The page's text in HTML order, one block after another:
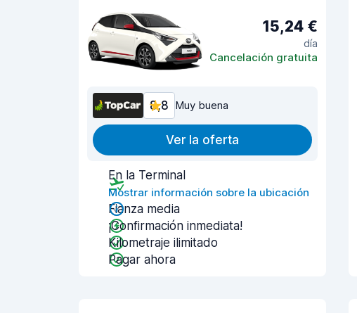
15,24 €
día
Cancelación gratuita
8,8 Muy buena
Ver la oferta
En la Terminal
Mostrar información sobre la ubicación
Fianza media
¡Confirmación inmediata!
Kilometraje ilimitado
Pagar ahora